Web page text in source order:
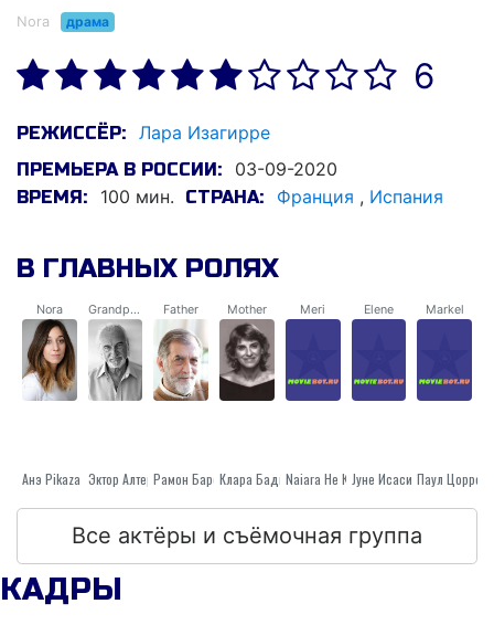
Nora драма
6
РЕЖИССЁР: Лара Изагирре
ПРЕМЬЕРА В РОССИИ: 03-09-2020
ВРЕМЯ: 100 мин. СТРАНА: Франция , Испания
В ГЛАВНЫХ РОЛЯХ
Nora
Анэ Pikaza
Grandpa Nicolas
Эктор Алтерио
Father
Рамон Бареа
Mother
Клара Бадиола
Meri
Naiara Не Кармоны
Elene
Jуне Исаси
Markel
Паул Цорреа
Все актёры и съёмочная группа
КАДРЫ